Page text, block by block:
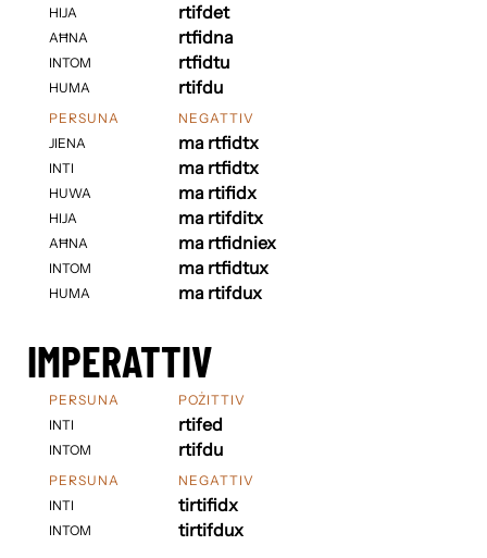
HIJA
AĦNA
INTOM
HUMA
rtifdet
rtfidna
rtfidtu
rtifdu
PERSUNA
JIENA
INTI
HUWA
HIJA
AĦNA
INTOM
HUMA
NEGATTIV
ma rtfidtx
ma rtfidtx
ma rtifidx
ma rtifditx
ma rtfidniex
ma rtfidtux
ma rtifdux
IMPERATTIV
PERSUNA
INTI
INTOM
POŻITTIV
rtifed
rtifdu
PERSUNA
INTI
INTOM
NEGATTIV
tirtifidx
tirtifdux